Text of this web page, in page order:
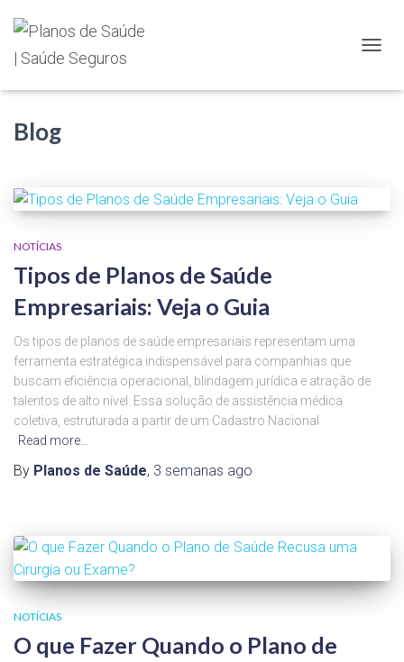
Blog
NOTÍCIAS
Tipos de Planos de Saúde
Empresariais: Veja o Guia
Os tipos de planos de saúde empresariais representam uma
ferramenta estratégica indispensável para companhias que
buscam eficiência operacional, blindagem jurídica e atração de
talentos de alto nível. Essa solução de assistência médica
coletiva, estruturada a partir de um Cadastro Nacional
Read more…
By Planos de Saúde, 3 semanas ago
NOTÍCIAS
O que Fazer Quando o Plano de